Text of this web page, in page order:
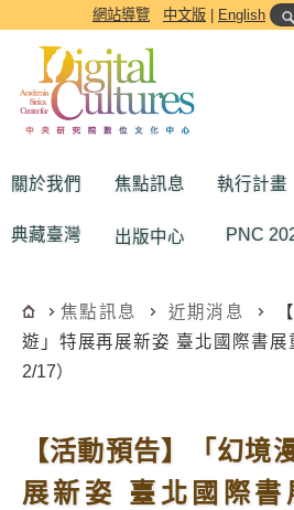
跳到主要內容區塊網站導覽 中文版 English
關於我們 焦點訊息 執行計畫
典藏臺灣 出版中心 PNC
焦點訊息 近期消息
遊」特展再展新姿 臺北國際書展
2/17）
【活動預告】「幻境
展新姿 臺北國際書